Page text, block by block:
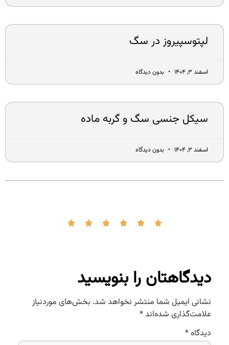
لپتوسپیروز در سگ
اسفند ۳, ۱۴۰۴ بدون دیدگاه
سیکل جنسی سگ و گربه ماده
اسفند ۳, ۱۴۰۴ بدون دیدگاه
دیدگاهتان را بنویسید
نشانی ایمیل شما منتشر نخواهد شد. بخش‌های موردنیاز
علامت‌گذاری شده‌اند*
دیدگاه*